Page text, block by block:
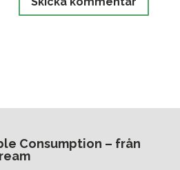
Consumption – från